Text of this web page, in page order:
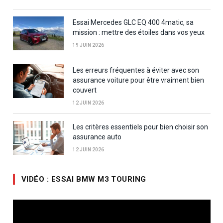
Essai Mercedes GLC EQ 400 4matic, sa
mission : mettre des étoiles dans vos yeux
19 JUIN 2026
Les erreurs fréquentes à éviter avec son
assurance voiture pour être vraiment bien
couvert
12 JUIN 2026
Les critères essentiels pour bien choisir son
assurance auto
12 JUIN 2026
VIDÉO : ESSAI BMW M3 TOURING